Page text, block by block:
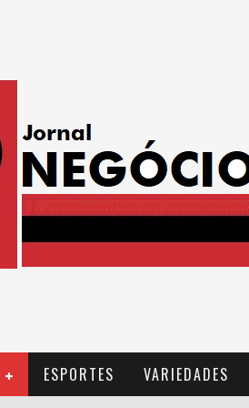
ESPORTES VARIEDADES